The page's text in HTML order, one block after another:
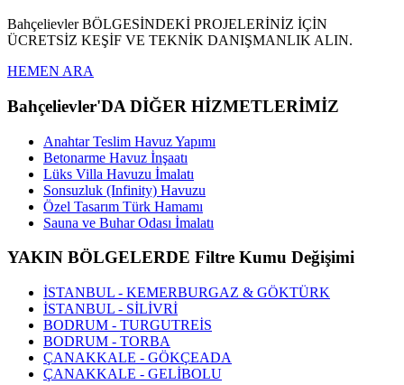
Bahçelievler BÖLGESİNDEKİ PROJELERİNİZ İÇİN
ÜCRETSİZ KEŞİF VE TEKNİK DANIŞMANLIK ALIN.
HEMEN ARA
Bahçelievler'DA DİĞER HİZMETLERİMİZ
Anahtar Teslim Havuz Yapımı
Betonarme Havuz İnşaatı
Lüks Villa Havuzu İmalatı
Sonsuzluk (Infinity) Havuzu
Özel Tasarım Türk Hamamı
Sauna ve Buhar Odası İmalatı
YAKIN BÖLGELERDE Filtre Kumu Değişimi
İSTANBUL - KEMERBURGAZ & GÖKTÜRK
İSTANBUL - SİLİVRİ
BODRUM - TURGUTREİS
BODRUM - TORBA
ÇANAKKALE - GÖKÇEADA
ÇANAKKALE - GELİBOLU